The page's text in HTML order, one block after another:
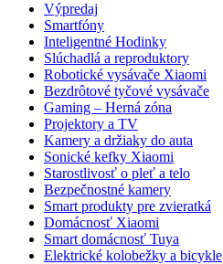
Výpredaj
Smartfóny
Inteligentné Hodinky
Slúchadlá a reproduktory
Robotické vysávače Xiaomi
Bezdrôtové tyčové vysávače
Gaming – Herná zóna
Projektory a TV
Kamery a držiaky do auta
Sonické kefky Xiaomi
Starostlivosť o pleť a telo
Bezpečnostné kamery
Smart produkty pre zvieratká
Domácnosť Xiaomi
Smart domácnosť Tuya
Elektrické kolobežky a bicykle